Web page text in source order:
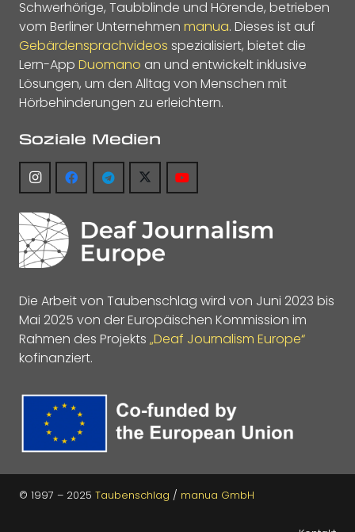
Schwerhörige, Taubblinde und Hörende, betrieben
vom Berliner Unternehmen manua. Dieses ist auf
Gebärdensprachvideos spezialisiert, bietet die
Lern-App Duomano an und entwickelt inklusive
Lösungen, um den Alltag von Menschen mit
Hörbehinderungen zu erleichtern.
Soziale Medien
Die Arbeit von Taubenschlag wird von Juni 2023 bis
Mai 2025 von der Europäischen Kommission im
Rahmen des Projekts „Deaf Journalism Europe“
kofinanziert.
© 1997 – 2025 Taubenschlag / manua GmbH